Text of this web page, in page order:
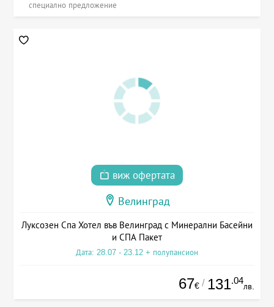
специално предложение
виж офертата
Велинград
Луксозен Спа Хотел във Велинград с Минерални Басейни
и СПА Пакет
Дата: 28.07 - 23.12 + полупансион
67€ / 131.04
лв.